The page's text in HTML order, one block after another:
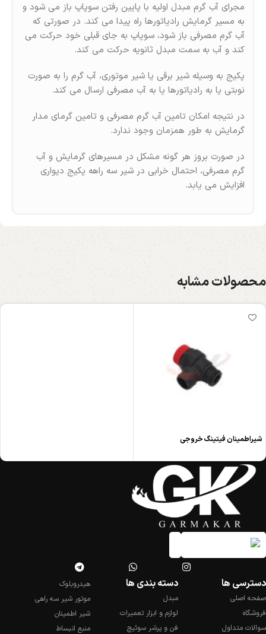
مجرای آب گرم مبدل اولیه با پایین رفتن سوپاپ باز می شود و
به مسیر گرمایش رادیاتورها راه پیدا می کند. در صورتی که
آب گرم مصرفی باز شود، سوپاپ به جای قبلی خود حرکت می
کند و آب به سمت مبدل ثانویه حرکت می کند.
پکیج به وسیله شیر برقی یا شیر موتوری، آب گرم را به صورت
نوبتی یا به رادیاتورها یا به آب مصرفی ارسال می کند.
در نتیجه امکان تامین آب گرم مصرفی و تامین گرمای مدار
گرمایش به طور همزمان وجود ندارد.
در صورت بروز هر گونه مشکل در مسیرهای گرمایش و آب
گرم مصرفی، احتمال خرابی در شیر سه راهه پکیج دیواری
افزایش می یابد.
محصولات مشابه
شیراطمینان فیتینگ خروجی
دسترسی ها
صفحه اصلی
فروشگاه
سوالات متداول
دسته بندی ها
مبدل
لوازم و ابزار تعمیرات
فن و پرشر سوئیچ
هیدروبلوک
موتور شیر سه راهی
شیر اطمینان
منبع انبساط